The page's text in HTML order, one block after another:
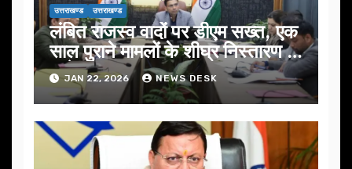
उत्तराखण्ड उत्तराखण्ड
लंबित राजस्व वादों पर डीएम सख्त, एक
साल पुराने मामलों के शीघ्र निस्तारण के
आदेश…
JAN 22, 2026 NEWS DESK